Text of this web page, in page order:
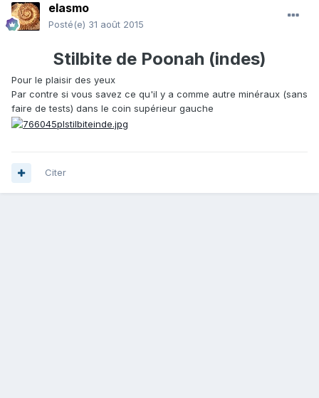
elasmo
Posté(e) 31 août 2015
Stilbite de Poonah (indes)
Pour le plaisir des yeux
Par contre si vous savez ce qu'il y a comme autre minéraux (sans
faire de tests) dans le coin supérieur gauche
Citer